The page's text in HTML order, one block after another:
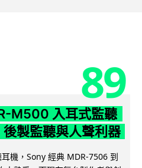
89
M500 入耳式監聽
製監聽與人聲利器
機，Sony 經典 MDR-7506 到